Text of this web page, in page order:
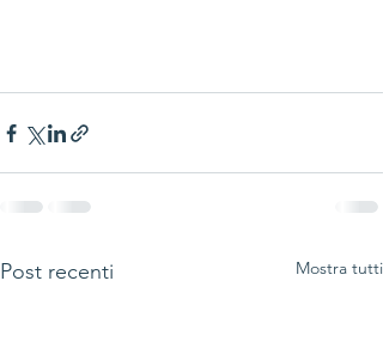
Post recenti Mostra tutti